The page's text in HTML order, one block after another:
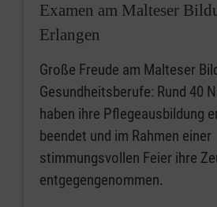
Examen am Malteser
Erlangen
Große Freude am Malteser
Gesundheitsberufe: Rund 40
haben ihre Pflegeausbildung
beendet und im Rahmen einer
stimmungsvollen Feier ihre
entgegengenommen.